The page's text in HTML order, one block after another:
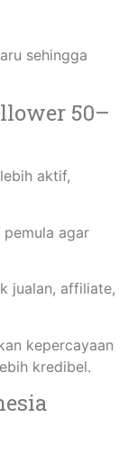
sehingga
50–
aktif,
agar
jualan, affiliate,
kepercayaan
kredibel.